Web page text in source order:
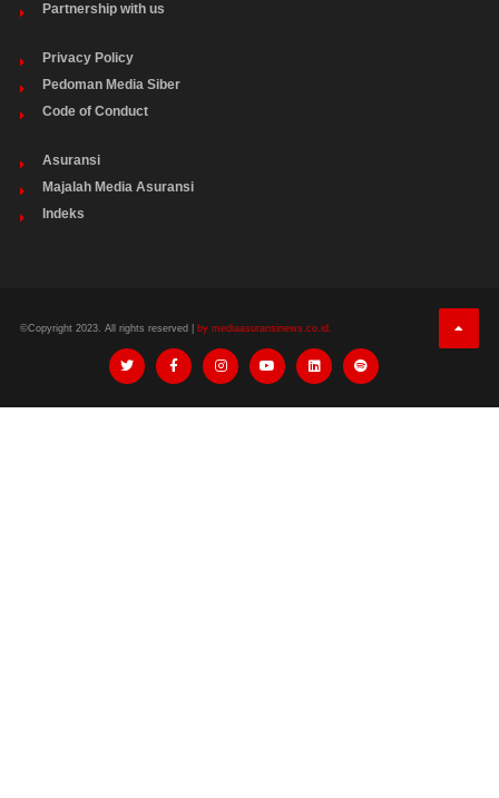
Partnership with us
Privacy Policy
Pedoman Media Siber
Code of Conduct
Asuransi
Majalah Media Asuransi
Indeks
©Copyright 2023. All rights reserved | by mediaasuransinews.co.id.